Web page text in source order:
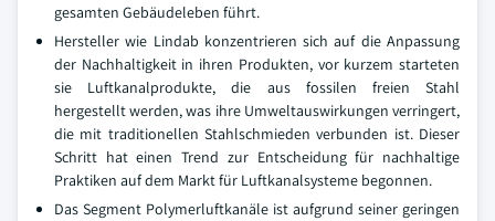
gesamten Gebäudeleben führt.
Hersteller wie Lindab konzentrieren sich auf die Anpassung
der Nachhaltigkeit in ihren Produkten, vor kurzem starteten
sie Luftkanalprodukte, die aus fossilen freien Stahl
hergestellt werden, was ihre Umweltauswirkungen verringert,
die mit traditionellen Stahlschmieden verbunden ist. Dieser
Schritt hat einen Trend zur Entscheidung für nachhaltige
Praktiken auf dem Markt für Luftkanalsysteme begonnen.
Das Segment Polymerluftkanäle ist aufgrund seiner geringen